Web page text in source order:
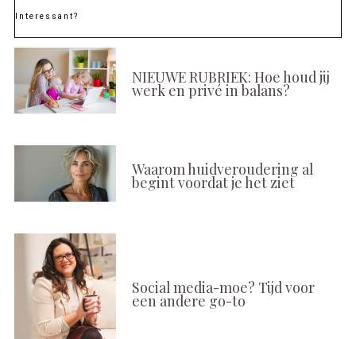
Interessant?
NIEUWE RUBRIEK: Hoe houd jij
werk en privé in balans?
Waarom huidveroudering al
begint voordat je het ziet
Social media-moe? Tijd voor
een andere go-to